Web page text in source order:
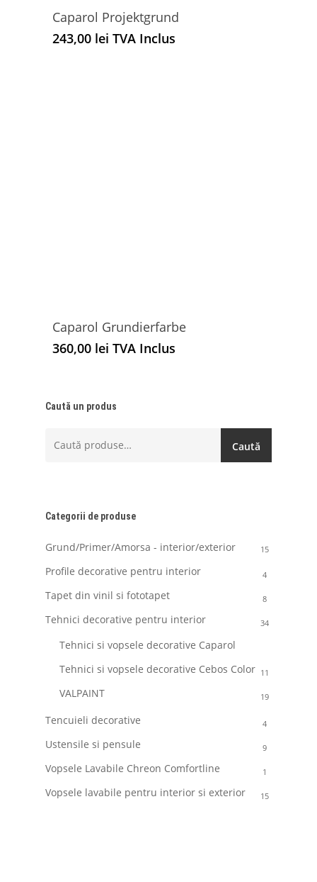
Caparol Projektgrund
243,00 lei TVA Inclus
Caparol Grundierfarbe
360,00 lei TVA Inclus
Caută un produs
Caută
Categorii de produse
Grund/Primer/Amorsa - interior/exterior 15
Profile decorative pentru interior 4
Tapet din vinil si fototapet 8
Tehnici decorative pentru interior 34
Tehnici si vopsele decorative Caparol
Tehnici si vopsele decorative Cebos Color 11
VALPAINT 19
Tencuieli decorative 4
Ustensile si pensule 9
Vopsele Lavabile Chreon Comfortline 1
Vopsele lavabile pentru interior si exterior 15